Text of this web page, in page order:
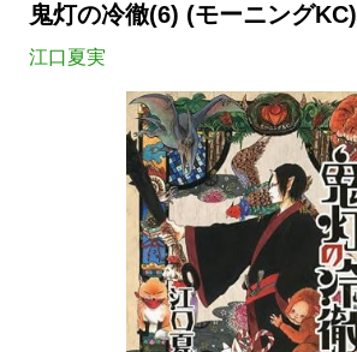
鬼灯の冷徹(6) (モーニングKC)
江口夏実